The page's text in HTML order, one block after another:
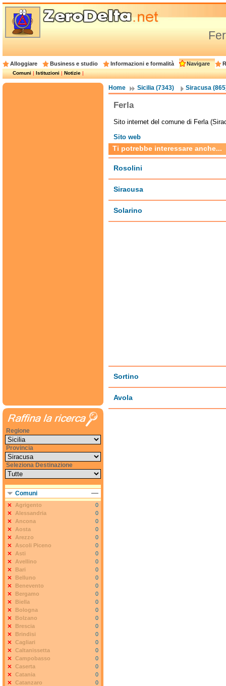
Alloggiare Business e studio Informazioni e formalità Navigare
Comuni|Istituzioni|Notizie|
Home Sicilia (7343) Siracusa
Ferla
Sito internet del comune di Ferla
Sito web
Ti potrebbe interessare anche...
Rosolini
Siracusa
Solarino
Sortino
Avola
Regione
Provincia
Seleziona Destinazione
Comuni
Agrigento
0
Alessandria
0
Ancona
0
Aosta
0
Arezzo
0
Ascoli Piceno
0
Asti
0
Avellino
0
Bari
0
Belluno
0
Benevento
0
Bergamo
0
Biella
0
Bologna
0
Bolzano
0
Brescia
0
Brindisi
0
Cagliari
0
Caltanissetta
0
Campobasso
0
Caserta
0
Catania
0
Catanzaro
0